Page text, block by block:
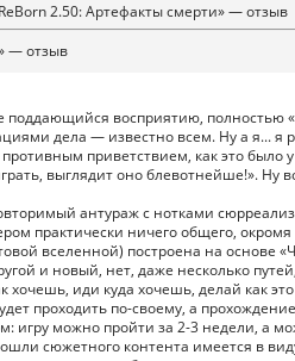
2.50: Артефакты смерти» — отзыв
— отзыв
поддающийся восприятию, полностью
дела — известно всем. Ну а я...
приветствием, как это
выглядит оно блевотнейше!». Ну
антураж с нотками
практически ничего общего,
вселенной) построена на основе
и новый, нет, даже несколько
хочешь, иди куда хочешь, делай как
проходить по-своему, а
игру можно пройти за 2-3 недели, а
сюжетного контента имеется в